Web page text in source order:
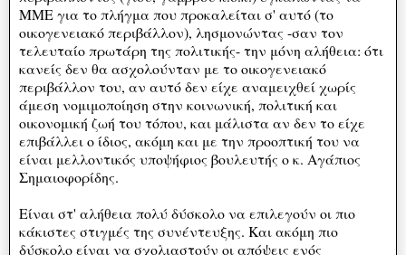
ΜΜΕ για το πλήγμα που προκαλείται σ' αυτό (το
οικογενειακό περιβάλλον), λησμονώντας -σαν τον
τελευταίο πρωτάρη της πολιτικής- την μόνη αλήθεια: ότι
κανείς δεν θα ασχολούνταν με το οικογενειακό
περιβάλλον του, αν αυτό δεν είχε αναμειχθεί χωρίς
άμεση νομιμοποίηση στην κοινωνική, πολιτική και
οικονομική ζωή του τόπου, και μάλιστα αν δεν το είχε
επιβάλλει ο ίδιος, ακόμη και με την προοπτική του να
είναι μελλοντικός υποψήφιος βουλευτής ο κ. Αγάπιος
Σημαιοφορίδης.
Είναι στ' αλήθεια πολύ δύσκολο να επιλεγούν οι πιο
κάκιστες στιγμές της συνέντευξης. Και ακόμη πιο
δύσκολο είναι να σχολιαστούν οι απόψεις ενός